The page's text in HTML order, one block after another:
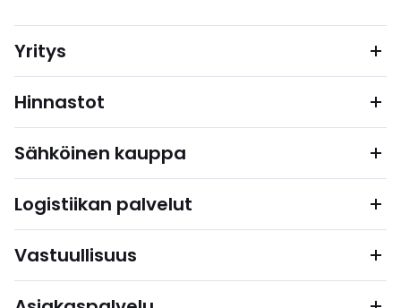
Yritys
Hinnastot
Sähköinen kauppa
Logistiikan palvelut
Vastuullisuus